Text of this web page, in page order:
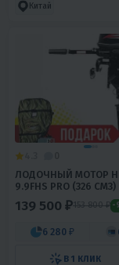
Китай
ЛОДОЧНЫЙ МОТОР
9.9FHS PRO (326 СМ3)
139 500 ₽153 800 ₽ -
6 280 ₽
В 1 КЛИК